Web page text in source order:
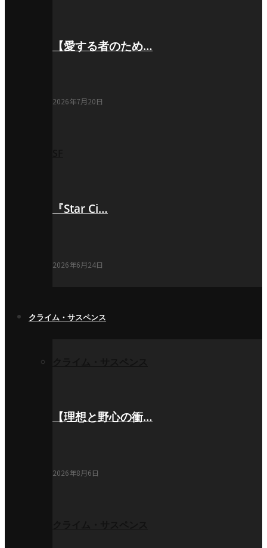
【愛する者のため…
2026年7月20日
『Star Ci…
2026年6月24日
クライム・サスペンス
【理想と野心の衝…
2026年8月6日